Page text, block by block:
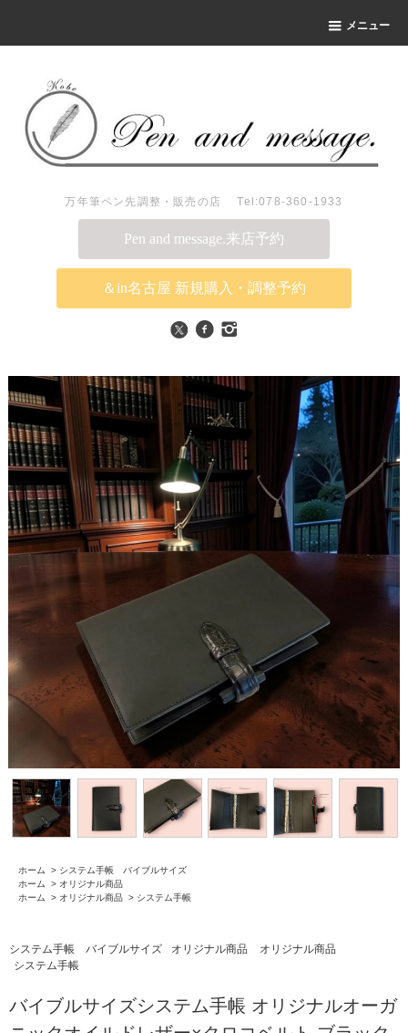
メニュー
万年筆ペン先調整・販売の店 Tel:078-360-1933
Pen and message.来店予約
＆in名古屋 新規購入・調整予約
ホーム > システム手帳 バイブルサイズ
ホーム
> オリジナル商品
ホーム
> オリジナル商品 > システム手帳
システム手帳 バイブルサイズ オリジナル商品
オリジナル商品
システム手帳
バイブルサイズシステム手帳 オリジナルオーガ